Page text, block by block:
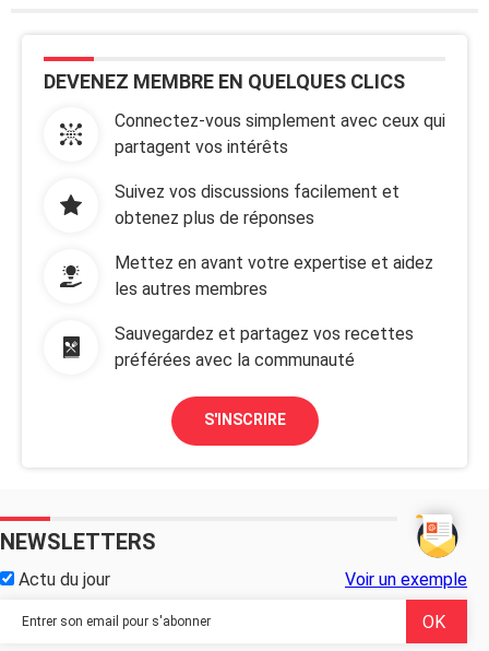
DEVENEZ MEMBRE EN QUELQUES CLICS
Connectez-vous simplement avec ceux qui
partagent vos intérêts
Suivez vos discussions facilement et
obtenez plus de réponses
Mettez en avant votre expertise et aidez
les autres membres
Sauvegardez et partagez vos recettes
préférées avec la communauté
S'INSCRIRE
NEWSLETTERS
Actu du jour Voir un exemple